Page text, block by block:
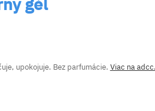
upokojuje. Bez parfumácie. Viac na